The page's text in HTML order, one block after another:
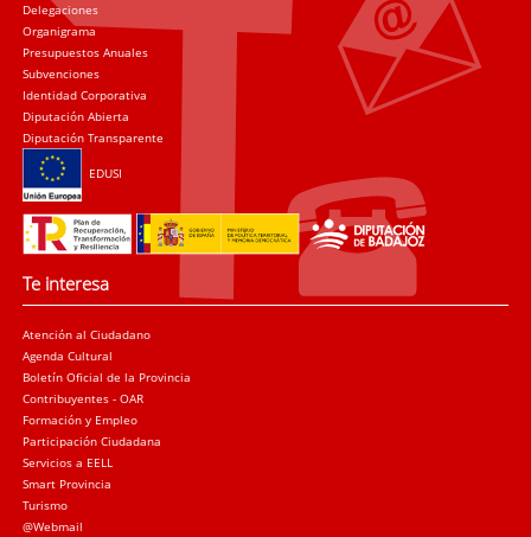
Delegaciones
Organigrama
Presupuestos Anuales
Subvenciones
Identidad Corporativa
Diputación Abierta
Diputación Transparente
EDUSI
Te interesa
Atención al Ciudadano
Agenda Cultural
Boletín Oficial de la Provincia
Contribuyentes - OAR
Formación y Empleo
Participación Ciudadana
Servicios a EELL
Smart Provincia
Turismo
@Webmail